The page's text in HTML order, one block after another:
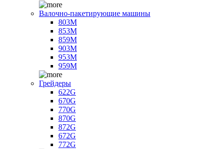
Валочно-пакетирующие машины
803M
853M
859M
903M
953M
959M
Грейдеры
622G
670G
770G
870G
872G
672G
772G